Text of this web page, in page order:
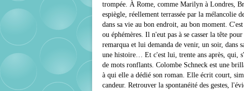
trompée. À Rome, comme Marilyn à Londres,
espiègle, réellement terrassée par la mélancolie
dans sa vie au bon endroit, au bon moment.
ou éphémères. Il n'eut pas à se casser la tête
remarqua et lui demanda de venir, un soir,
une histoire… Et c'est lui, trente ans après, qui,
de mots ronflants. Colombe Schneck est une
à qui elle a dédié son roman. Elle écrit court,
candeur. Retrouver la spontanéité des gestes,